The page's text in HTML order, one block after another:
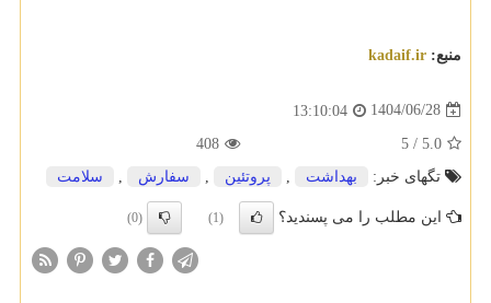
منبع: kadaif.ir
1404/06/28
13:10:04
5.0
/
5
408
تگهای خبر:
بهداشت , پروتئین , سفارش , سلامت
این مطلب را می پسندید؟ (1)
(0)